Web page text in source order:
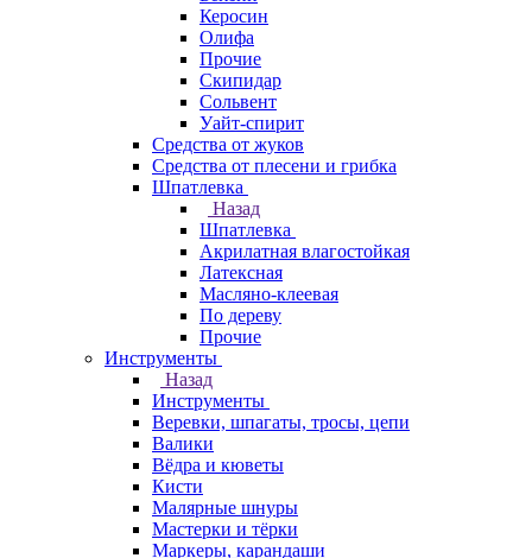
Керосин
Олифа
Прочие
Скипидар
Сольвент
Уайт-спирит
Средства от жуков
Средства от плесени и грибка
Шпатлевка
Назад
Шпатлевка
Акрилатная влагостойкая
Латексная
Масляно-клеевая
По дереву
Прочие
Инструменты
Назад
Инструменты
Веревки, шпагаты, тросы, цепи
Валики
Вёдра и кюветы
Кисти
Малярные шнуры
Мастерки и тёрки
Маркеры, карандаши